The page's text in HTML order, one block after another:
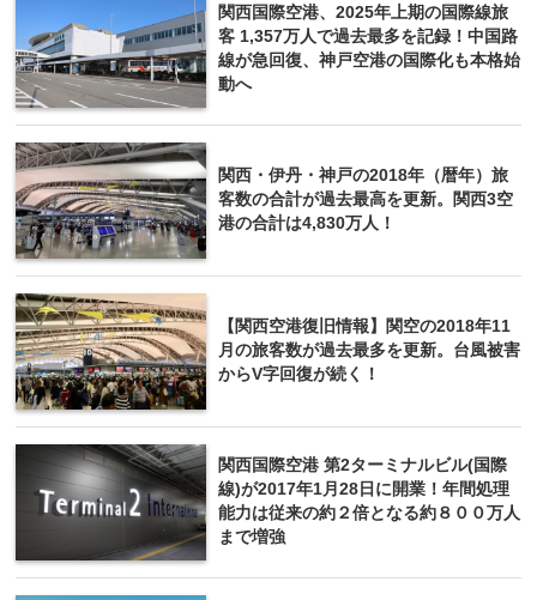
関西国際空港、2025年上期の国際線旅
客 1,357万人で過去最多を記録！中国路
線が急回復、神戸空港の国際化も本格始
動へ
関西・伊丹・神戸の2018年（暦年）旅
客数の合計が過去最高を更新。関西3空
港の合計は4,830万人！
【関西空港復旧情報】関空の2018年11
月の旅客数が過去最多を更新。台風被害
からV字回復が続く！
関西国際空港 第2ターミナルビル(国際
線)が2017年1月28日に開業！年間処理
能力は従来の約２倍となる約８００万人
まで増強